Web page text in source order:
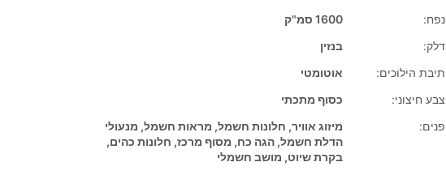
נפח:
1600 סמ"ק
דלק:
בנזין
תיבת הילוכים:
אוטומטי
צבע חיצוני:
כסוף מתכתי
פנים:
מיזוג אוויר, חלונות חשמל, מראות חשמל, מנעולי
הדלת חשמל, הגה כח, מסוף מרכז, חלונות כהים,
בקרת שיוט, מושב חשמלי